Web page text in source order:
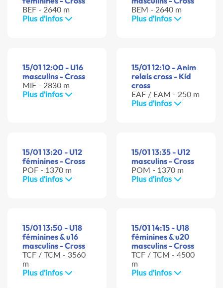
BEF - 2640 m
Plus d'infos
BEM - 2640 m
Plus d'infos
15/01 12:00 - U16
masculins - Cross
MIF - 2830 m
Plus d'infos
15/01 12:10 - Anim
relais cross - Kid
cross
EAF / EAM - 250 m
Plus d'infos
15/01 13:20 - U12
féminines - Cross
POF - 1370 m
Plus d'infos
15/01 13:35 - U12
masculins - Cross
POM - 1370 m
Plus d'infos
15/01 13:50 - U18
féminines & u16
masculins - Cross
TCF / TCM - 3560
m
Plus d'infos
15/01 14:15 - U18
féminines & u20
masculins - Cross
TCF / TCM - 4500
m
Plus d'infos